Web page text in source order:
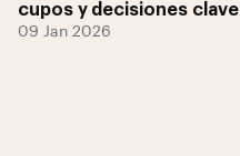
cupos y decisiones clave
09 Jan 2026